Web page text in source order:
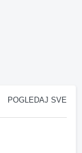
POGLEDAJ SVE